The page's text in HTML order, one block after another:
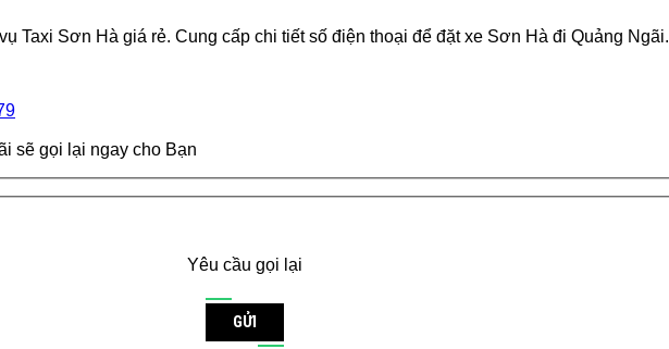
Taxi Sơn Hà giá rẻ. Cung cấp chi tiết số điện thoại để đặt xe Sơn Hà đi Quảng Ngãi.
sẽ gọi lại ngay cho Bạn
Yêu cầu gọi lại
GỬI